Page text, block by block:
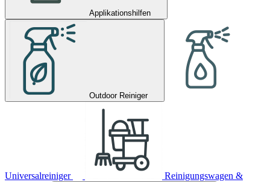
Applikationshilfen
Outdoor Reiniger
Universalreiniger Reinigungswagen &